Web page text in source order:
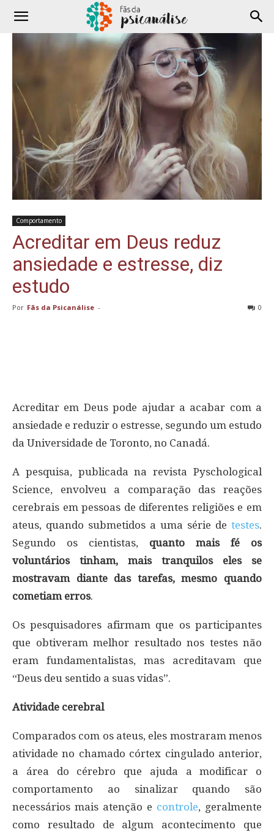
Comportamento
Acreditar em Deus reduz
ansiedade e estresse, diz
estudo
Por Fãs da Psicanálise - 0
Acreditar em Deus pode ajudar a acabar com a
ansiedade e reduzir o estresse, segundo um estudo
da Universidade de Toronto, no Canadá.
A pesquisa, publicada na revista Pyschological
Science, envolveu a comparação das reações
cerebrais em pessoas de diferentes religiões e em
ateus, quando submetidos a uma série de testes.
Segundo os cientistas, quanto mais fé os
voluntários tinham, mais tranquilos eles se
mostravam diante das tarefas, mesmo quando
cometiam erros.
Os pesquisadores afirmam que os participantes
que obtiveram melhor resultado nos testes não
eram fundamentalistas, mas acreditavam que
“Deus deu sentido a suas vidas”.
Atividade cerebral
Comparados com os ateus, eles mostraram menos
atividade no chamado córtex cingulado anterior,
a área do cérebro que ajuda a modificar o
comportamento ao sinalizar quando são
necessários mais atenção e controle, geralmente
como resultado de algum acontecimento que